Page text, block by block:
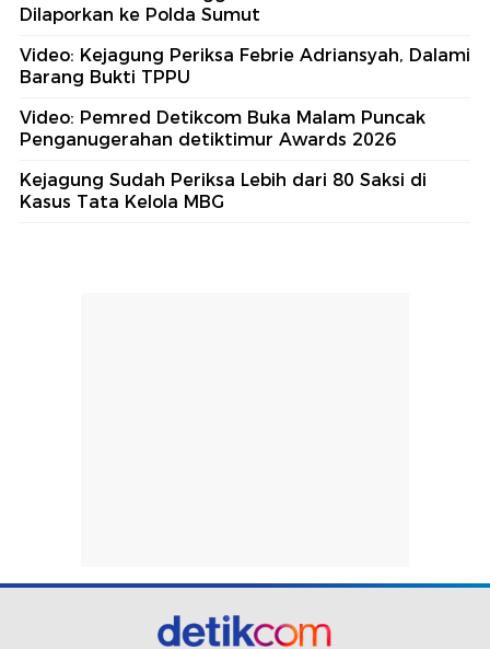
Dilaporkan ke Polda Sumut
Video: Kejagung Periksa Febrie Adriansyah, Dalami
Barang Bukti TPPU
Video: Pemred Detikcom Buka Malam Puncak
Penganugerahan detiktimur Awards 2026
Kejagung Sudah Periksa Lebih dari 80 Saksi di
Kasus Tata Kelola MBG